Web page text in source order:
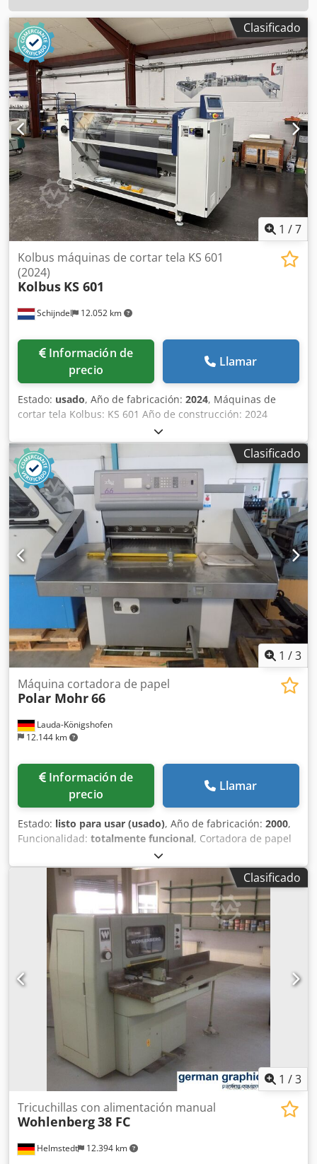
Clasificado
1 /7
Schijndel 12.052 km
Kolbus máquinas de cortar tela KS 601
(2024)
Kolbus KS 601
Información de
precio
Llamar
Estado: usado, Año de fabricación: 2024, Máquinas de
cortar tela Kolbus: KS 601 Año de construcción: 2024
Slitting and cross cutting machine for roll material.
Suitable for the processing of calico, linen, leatherette, wax
cloth, gauze, shirting, PVC and other similar coated
materials. Standard equipment: · main drive with servo
drive · operating desk for standard and inching operation
including speed adjustment · moveable material mounting
shafts Special equipment: · cross cutting module and split
cutting module with 10 circular knives · deposit delivery
Csdpfx Afovqbhle Eorf Technical specifications: mechanical
speed: up to 50 cuts/min material width max.: 1.600 mm
cutting width max.: 1.524 mm cutting width min.: 50 mm
length of cut max.: 1.100 mm length of cut min.: 100 mm
Clasificado
1 /3
Lauda-Königshofen
12.144 km
Máquina cortadora de papel
Polar Mohr66
Información de
precio
Llamar
Estado: listo para usar (usado), Año de fabricación: 2000,
Funcionalidad: totalmente funcional, Cortadora de papel
Polar 66, fabricada en el año 2000, número de máquina
70H1275, control programable, barreras de luz, en buen
estado, disponible de inmediato. Si está interesado,
estaremos encantados de informarle sobre otras
máquinas disponibles en nuestras instalaciones.
Crodozivdnjpfx Af Eof Le invitamos a visitar nuestras
instalaciones para ver la máquina, previa concertación de
una cita.
Clasificado
1 /3
Helmstedt 12.394 km
Tricuchillas con alimentación manual
Wohlenberg38 FC